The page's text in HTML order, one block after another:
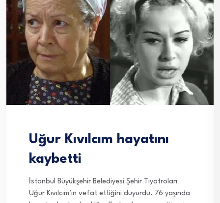
Uğur Kıvılcım hayatını
kaybetti
İstanbul Büyükşehir Belediyesi Şehir Tiyatroları
Uğur Kıvılcım’ın vefat ettiğini duyurdu. 76 yaşında